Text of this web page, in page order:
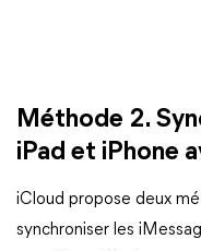
Méthode 2.
iPad et iPhone
iCloud propose deux
synchroniser les